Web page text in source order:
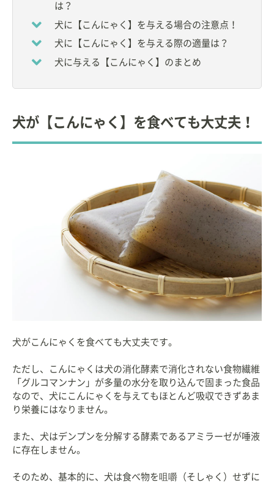
物臨床看護学など
研究：動物の代謝・内分泌学、栄養学
は？
犬に【こんにゃく】を与える場合の注意点！
犬に【こんにゃく】を与える際の適量は？
犬に与える【こんにゃく】のまとめ
犬が【こんにゃく】を食べても大丈夫！
犬がこんにゃくを食べても大丈夫です。
ただし、こんにゃくは犬の消化酵素で消化されない食物繊維
「グルコマンナン」が多量の水分を取り込んで固まった食品
なので、犬にこんにゃくを与えてもほとんど吸収できずあま
り栄養にはなりません。
また、犬はデンプンを分解する酵素であるアミラーゼが唾液
に存在しません。
そのため、基本的に、犬は食べ物を咀嚼（そしゃく）せずに